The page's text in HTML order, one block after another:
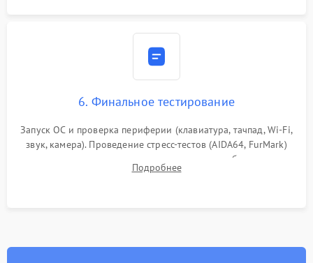
6. Финальное тестирование
Запуск ОС и проверка периферии (клавиатура, тачпад, Wi-Fi,
звук, камера). Проведение стресс-тестов (AIDA64, FurMark)
для контроля температурного режима и стабильности
системы под пиковой нагрузкой.
Подробнее